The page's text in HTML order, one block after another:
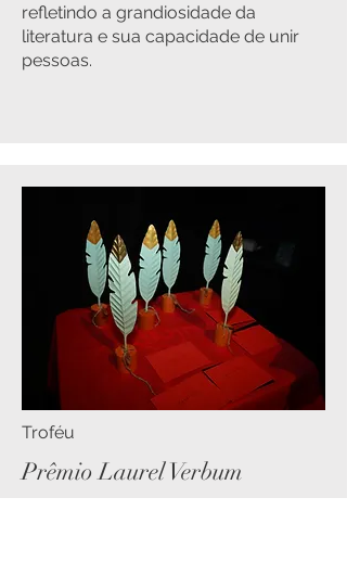
refletindo a grandiosidade da
literatura e sua capacidade de unir
pessoas.
Troféu
Prêmio Laurel Verbum